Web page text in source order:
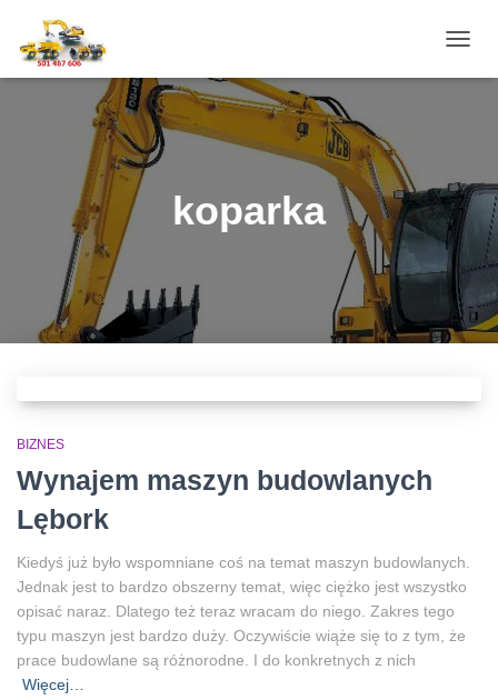
koparka
BIZNES
Wynajem maszyn budowlanych
Lębork
Kiedyś już było wspomniane coś na temat maszyn budowlanych.
Jednak jest to bardzo obszerny temat, więc ciężko jest wszystko
opisać naraz. Dlatego też teraz wracam do niego. Zakres tego
typu maszyn jest bardzo duży. Oczywiście wiąże się to z tym, że
prace budowlane są różnorodne. I do konkretnych z nich
Więcej…